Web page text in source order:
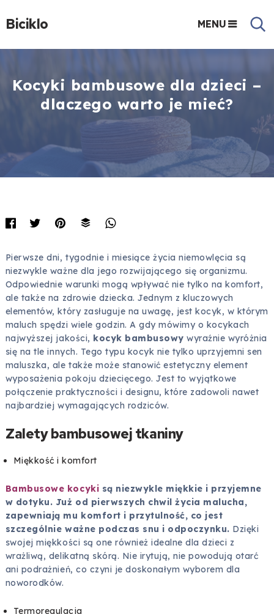
Biciklo MENU
Kocyki bambusowe dla dzieci –
dlaczego warto je mieć?
Pierwsze dni, tygodnie i miesiące życia niemowlęcia są
niezwykle ważne dla jego rozwijającego się organizmu.
Odpowiednie warunki mogą wpływać nie tylko na komfort,
ale także na zdrowie dziecka. Jednym z kluczowych
elementów, który zasługuje na uwagę, jest kocyk, w którym
maluch spędzi wiele godzin. A gdy mówimy o kocykach
najwyższej jakości, kocyk bambusowy wyraźnie wyróżnia
się na tle innych. Tego typu kocyk nie tylko uprzyjemni sen
maluszka, ale także może stanowić estetyczny element
wyposażenia pokoju dziecięcego. Jest to wyjątkowe
połączenie praktyczności i designu, które zadowoli nawet
najbardziej wymagających rodziców.
Zalety bambusowej tkaniny
Miękkość i komfort
Bambusowe kocyki są niezwykle miękkie i przyjemne
w dotyku. Już od pierwszych chwil życia malucha,
zapewniają mu komfort i przytulność, co jest
szczególnie ważne podczas snu i odpoczynku. Dzięki
swojej miękkości są one również idealne dla dzieci z
wrażliwą, delikatną skórą. Nie irytują, nie powodują otarć
ani podrażnień, co czyni je doskonałym wyborem dla
noworodków.
Termoregulacja